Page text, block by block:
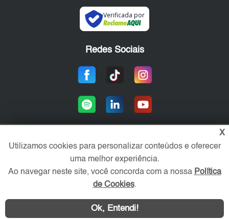
WhatsApp Contatar
Verificada por
Redes Sociais
Área exclusiva aos anunciantes,
acesse sua conta:
X
Utilizamos cookies para personalizar conteúdos e oferecer
uma melhor experiência.
Ao navegar neste site, você concorda com a nossa Política
de Cookies.
Ok, Entendi!